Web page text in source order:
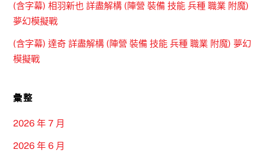
(含字幕) 相羽新也 詳盡解構 (陣營 裝備 技能 兵種 職業 附魔)
夢幻模擬戰
(含字幕) 達奇 詳盡解構 (陣營 裝備 技能 兵種 職業 附魔) 夢幻
模擬戰
彙整
2026 年 7 月
2026 年 6 月